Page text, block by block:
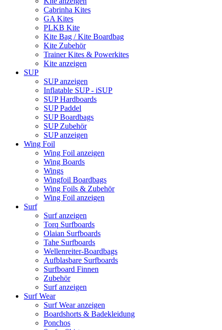
Cabrinha Kites
GA Kites
PLKB Kite
Kite Bag / Kite Boardbag
Kite Zubehör
Trainer Kites & Powerkites
Kite anzeigen
SUP
SUP anzeigen
Inflatable SUP - iSUP
SUP Hardboards
SUP Paddel
SUP Boardbags
SUP Zubehör
SUP anzeigen
Wing Foil
Wing Foil anzeigen
Wing Boards
Wings
Wingfoil Boardbags
Wing Foils & Zubehör
Wing Foil anzeigen
Surf
Surf anzeigen
Torq Surfboards
Olaian Surfboards
Tahe Surfboards
Wellenreiter-Boardbags
Aufblasbare Surfboards
Surfboard Finnen
Zubehör
Surf anzeigen
Surf Wear
Surf Wear anzeigen
Boardshorts & Badekleidung
Ponchos